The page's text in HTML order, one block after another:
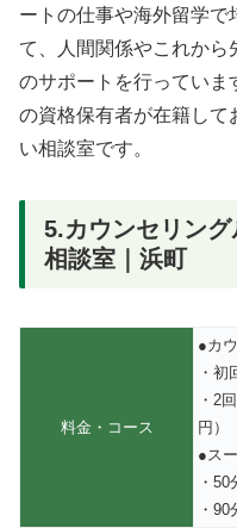
ートの仕事や海外留学で
て、人間関係やこれから
のサポートを行っていま
の資格保有者が在籍して
い相談室です。
5.カウンセリン
相談室｜浜町
料金・コース
●カ
・初
・2
円）
●ス
・50
・90